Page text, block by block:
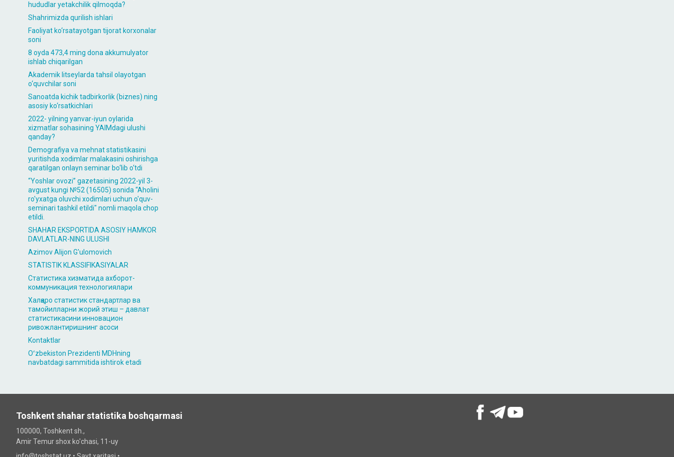
hududlar yetakchilik qilmoqda?
Shahrimizda qurilish ishlari
Faoliyat ko‘rsatayotgan tijorat korxonalar
soni
8 oyda 473,4 ming dona akkumulyator
ishlab chiqarilgan
Akademik litseylarda tahsil olayotgan
o‘quvchilar soni
Sanoatda kichik tadbirkorlik (biznes) ning
asosiy ko‘rsatkichlari
2022- yilning yanvar-iyun oylarida
xizmatlar sohasining YAIMdagi ulushi
qanday?
Demografiya va mehnat statistikasini
yuritishda xodimlar malakasini oshirishga
qaratilgan onlayn seminar bo‘lib o‘tdi
“Yoshlar ovozi” gazetasining 2022-yil 3-
avgust kungi №52 (16505) sonida “Aholini
ro'yxatga oluvchi xodimlari uchun o'quv-
seminari tashkil etildi" nomli maqola chop
etildi.
SHAHAR EKSPORTIDA ASOSIY HAMKOR
DAVLATLAR-NING ULUSHI
Azimov Alijon G'ulomovich
STATISTIK KLASSIFIKASIYALAR
Статистика хизматида ахборот-
коммуникация технологиялари
Халқаро статистик стандартлар ва
тамойилларни жорий этиш – давлат
статистикасини инновацион
ривожлантиришнинг асоси
Kontaktlar
Oʻzbekiston Prezidenti MDHning
navbatdagi sammitida ishtirok etadi
Toshkent shahar statistika boshqarmasi
100000, Toshkent sh.,
Amir Temur shox ko'chasi, 11-uy